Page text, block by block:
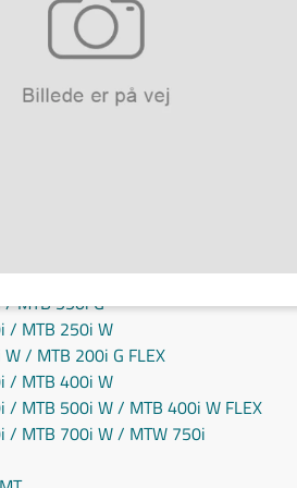
MAG svejseslanger
svejseslanger
/ 400i G / MTB 360i G FLEX
/ MTB 550i G
/ MTB 250i W
/ MTB 200i G FLEX
/ MTB 400i W
/ MTB 500i W / MTB 400i W FLEX
/ MTB 700i W / MTW 750i